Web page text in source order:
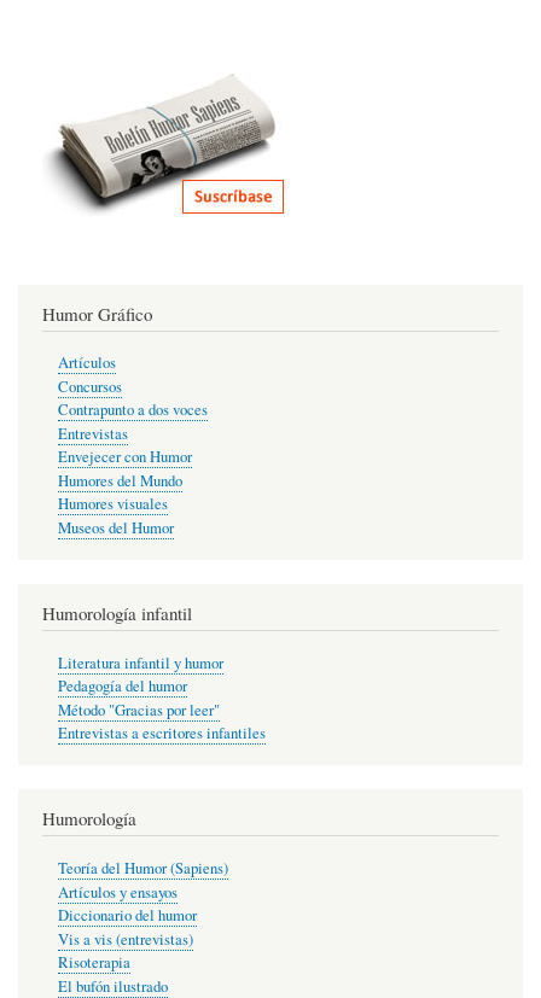
Humor Gráfico
Artículos
Concursos
Contrapunto a dos voces
Entrevistas
Envejecer con Humor
Humores del Mundo
Humores visuales
Museos del Humor
Humorología infantil
Literatura infantil y humor
Pedagogía del humor
Método "Gracias por leer"
Entrevistas a escritores infantiles
Humorología
Teoría del Humor (Sapiens)
Artículos y ensayos
Diccionario del humor
Vis a vis (entrevistas)
Risoterapia
El bufón ilustrado